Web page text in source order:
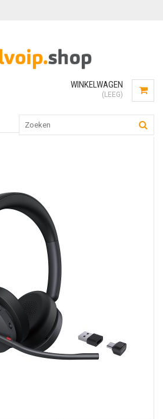
WINKELWAGEN
(LEEG)